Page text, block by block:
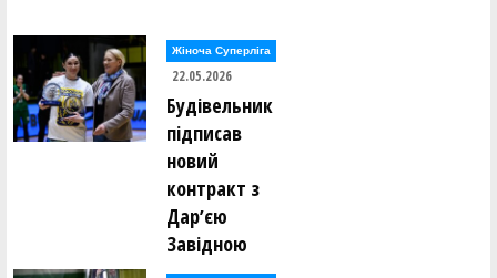
Жіноча Суперліга
22.05.2026
Будівельник
підписав
новий
контракт з
Дарʼєю
Завідною